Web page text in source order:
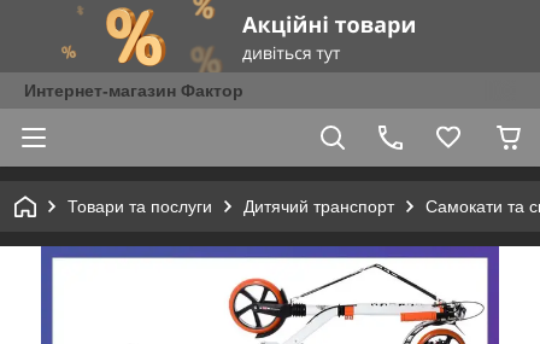
Интернет-магазин Фактор
Товари та послуги Дитячий транспорт Самокати та